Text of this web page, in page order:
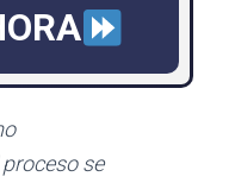
proceso se